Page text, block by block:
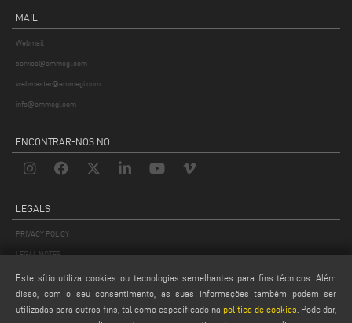
MAIL
Webmail
service@emmegi.com
webmaster@emmegi.com
info@emmegi.com
ENCONTRAR-NOS NO
LEGALS
PRIVACY POLICY
LEGAL NOTES
COOKIE POLICY
GENERAL TERMS AND CONDITIONS
CONFIGURAÇÕES DE COOKIES
Este sítio utiliza cookies ou tecnologias semelhantes para fins técnicos. Além
disso, com o seu consentimento, as suas informações também podem ser
utilizadas para outros fins, tal como especificado na política de cookies . Pode dar,